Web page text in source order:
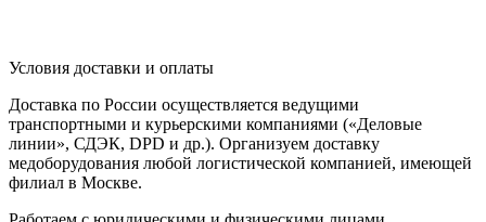
Условия доставки и оплаты
Доставка по России осуществляется ведущими
транспортными и курьерскими компаниями («Деловые
линии», СДЭК, DPD и др.). Организуем доставку
медоборудования любой логистической компанией, имеющей
филиал в Москве.